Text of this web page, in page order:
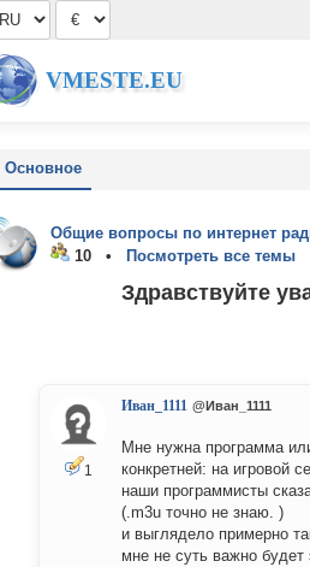
VMESTE.EU
Основное
Общие вопросы по интернет
10 •
Посмотреть все темы
Здравствуйте
1
Иван_1111 @Иван_1111
Мне нужна программа
конкретней: на игровой
наши программисты
(.m3u точно не знаю. )
и выглядело примерно
мне не суть важно будет